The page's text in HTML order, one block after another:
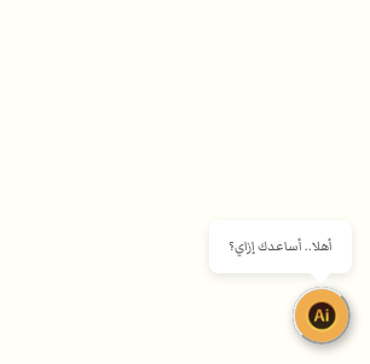
أهلا.. أساعدك إزاي؟